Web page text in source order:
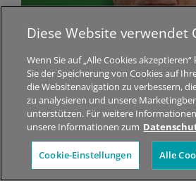
Max
Diese Website verwendet
Wenn Sie auf „Alle Cookies
Sie der Speicherung von Cookies auf
die Websitenavigation zu verbessern,
zu analysieren und unsere
unterstützen. Für weitere
unsere Informationen zum
Cookie-Einstellungen Alle